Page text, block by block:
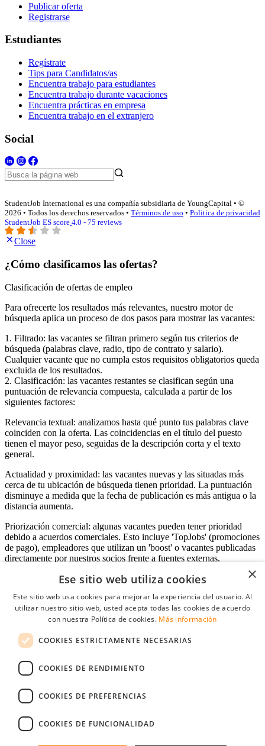
Publicar oferta
Registrarse
Estudiantes
Regístrate
Tips para Candidatos/as
Encuentra trabajo para estudiantes
Encuentra trabajo durante vacaciones
Encuentra prácticas en empresa
Encuentra trabajo en el extranjero
Social
StudentJob International es una compañía subsidiaria de YoungCapital • ©
2026 • Todos los derechos reservados • Términos de uso • Politica de privacidad
StudentJob ES score 4.0 - 75 reviews
Close
¿Cómo clasificamos las ofertas?
Clasificación de ofertas de empleo
Para ofrecerte los resultados más relevantes, nuestro motor de
búsqueda aplica un proceso de dos pasos para mostrar las vacantes:
1. Filtrado: las vacantes se filtran primero según tus criterios de
búsqueda (palabras clave, radio, tipo de contrato y salario).
Cualquier vacante que no cumpla estos requisitos obligatorios queda
excluida de los resultados.
2. Clasificación: las vacantes restantes se clasifican según una
puntuación de relevancia compuesta, calculada a partir de los
siguientes factores:
Relevancia textual: analizamos hasta qué punto tus palabras clave
coinciden con la oferta. Las coincidencias en el título del puesto
tienen el mayor peso, seguidas de la descripción corta y el texto
general.
Actualidad y proximidad: las vacantes nuevas y las situadas más
cerca de tu ubicación de búsqueda tienen prioridad. La puntuación
disminuye a medida que la fecha de publicación es más antigua o la
distancia aumenta.
Priorización comercial: algunas vacantes pueden tener prioridad
debido a acuerdos comerciales. Esto incluye 'TopJobs' (promociones
de pago), empleadores que utilizan un 'boost' o vacantes publicadas
directamente por nuestros socios frente a fuentes externas.
Acceso empresas
Contraseña
Recordarme
Conectarse
Registro gratuito empresas
×
Ese sitio web utiliza cookies
Este sitio web usa cookies para mejorar la experiencia del usuario. Al
utilizar nuestro sitio web, usted acepta todas las cookies de acuerdo
con nuestra Política de cookies. Más información
COOKIES ESTRICTAMENTE NECESARIAS
COOKIES DE RENDIMIENTO
COOKIES DE PREFERENCIAS
COOKIES DE FUNCIONALIDAD